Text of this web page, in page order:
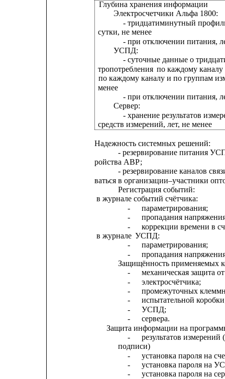
Глубина хранения информации
Электросчетчики Альфа 1800:
- тридцатиминутный
сутки, не менее
- при отключении питания,
УСПД:
- суточные данные о
тропотребления по каждому каналу
по каждому каналу и по группам
- при отключении питания,
Сервер:
- хранение результатов
средств измерений, лет, не менее
Надежность системных решений:
- резервирование питания
ройства АВР;
- резервирование каналов
ваться в организации–участники
Регистрация событий:
в журнале событий счётчика:
-
параметрирования;
-
пропадания
-
коррекции времени в
в журнале УСПД:
-
параметрирования;
-
пропадания
Защищённость применяемых
-
механическая защита
-
электросчётчика;
-
промежуточных
-
испытательной
-
УСПД;
-
сервера.
Защита информации на
-
результатов
подписи)
-
установка пароля на
-
установка пароля на
-
установка пароля на